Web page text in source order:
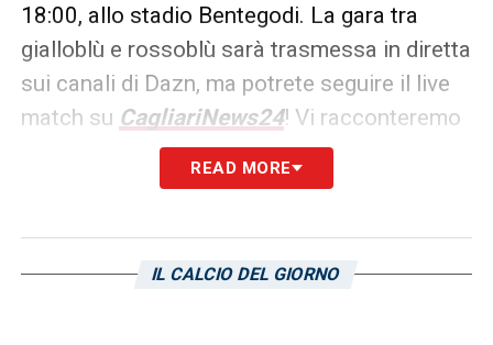
18:00, allo stadio Bentegodi. La gara tra
gialloblù e rossoblù sarà trasmessa in diretta
sui canali di Dazn, ma potrete seguire il live
match su CagliariNews24! Vi racconteremo
minuto per minuto quanto accade sul terreno
di gioco per non perdervi nulla della partita!
READ MORE
IL CALCIO DEL GIORNO